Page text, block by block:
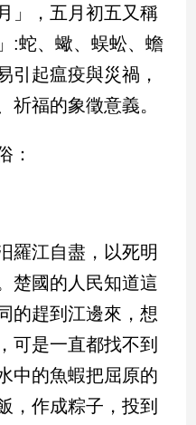
」，五月初五又稱
:蛇、蠍、蜈蚣、蟾
引起瘟疫與災禍，
祈福的象徵意義。
：
羅江自盡，以死明
楚國的人民知道這
的趕到江邊來，想
可是一直都找不到
中的魚蝦把屈原的
，作成粽子，投到